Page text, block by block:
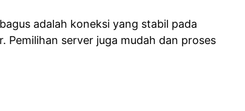
adalah koneksi yang stabil pada
Pemilihan server juga mudah dan proses